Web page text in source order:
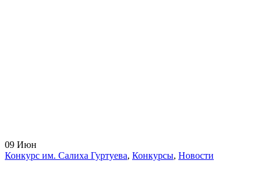
09 Июн
Конкурс им. Салиха Гуртуева, Конкурсы, Новости